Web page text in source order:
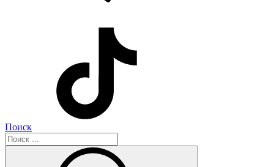
Поиск